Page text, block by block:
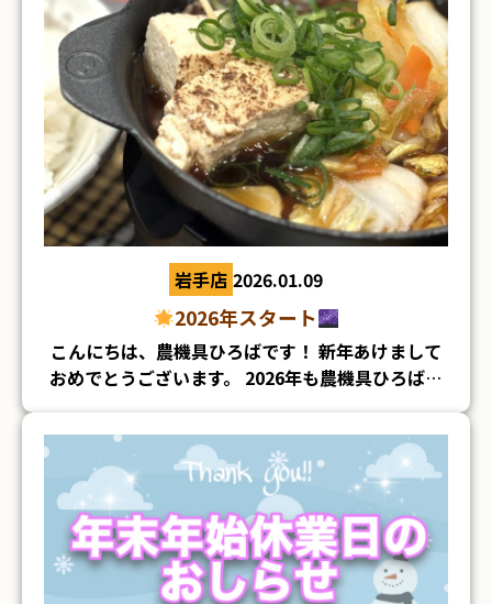
岩手店 2026.01.09
2026年スタート
こんにちは、農機具ひろばです！ 新年あけまして
おめでとうございます。 2026年も農機具ひろばを
はどのように過ごされましたか？？ わたしは大掃
除をしたり、夕方までひたすら寝たり… 大晦日
は、とにかくおいしいものをたくさん食べました
お正月になると食欲がいつもより増すのはなぜ
なんでしょうか(゜.゜)笑 今、とても体が重く感じ
ます
今週末の3連休は、大きな寒波がやって
くるそうです